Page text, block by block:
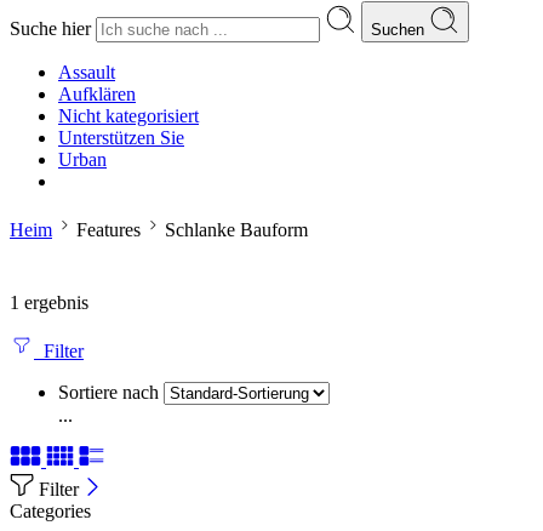
Suche hier Suchen
Assault
Aufklären
Nicht kategorisiert
Unterstützen Sie
Urban
Heim Features Schlanke Bauform
1 ergebnis
Filter
Sortiere nach
...
Filter
Categories